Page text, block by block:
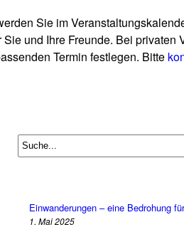
Sie im
und Ihre Freunde. Bei privaten
Termin festlegen. Bitte
Einwanderungen – eine Bedrohung
1. Mai 2025